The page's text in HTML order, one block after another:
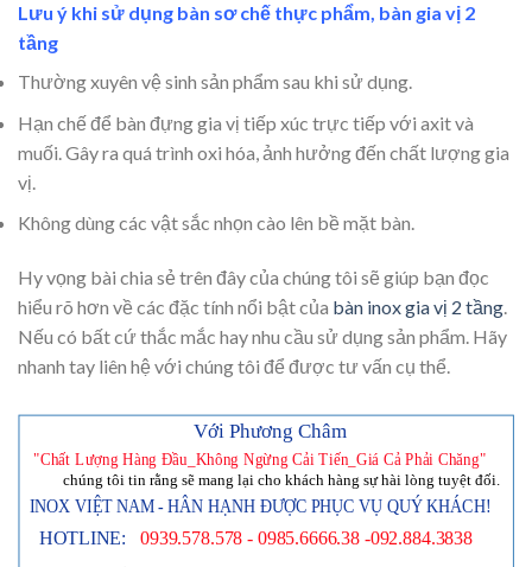
Lưu ý khi sử dụng bàn sơ chế thực phẩm, bàn gia vị 2
tầng
Thường xuyên vệ sinh sản phẩm sau khi sử dụng.
Hạn chế để bàn đựng gia vị tiếp xúc trực tiếp với axit và
muối. Gây ra quá trình oxi hóa, ảnh hưởng đến chất lượng gia
vị.
Không dùng các vật sắc nhọn cào lên bề mặt bàn.
Hy vọng bài chia sẻ trên đây của chúng tôi sẽ giúp bạn đọc
hiểu rõ hơn về các đặc tính nổi bật của bàn inox gia vị 2 tầng.
Nếu có bất cứ thắc mắc hay nhu cầu sử dụng sản phẩm. Hãy
nhanh tay liên hệ với chúng tôi để được tư vấn cụ thể.